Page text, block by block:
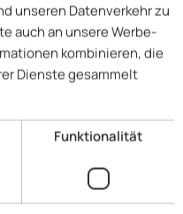
Liste Karte
Abenteuer, im
Das
ENGLISH
ITALIAN
unseren Datenverkehr zu
auch an unsere Werbe-
kombinieren, die
Dienste gesammelt
Funktionalität